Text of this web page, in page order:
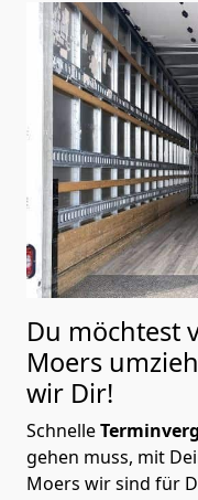
Du möchtest
Moers
wir Dir!
Schnelle
gehen muss, mit
Moers wir sind für